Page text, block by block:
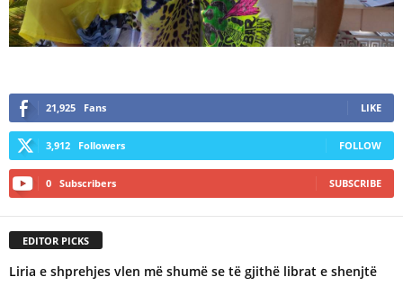
21,925 Fans LIKE
3,912 Followers FOLLOW
0 Subscribers SUBSCRIBE
EDITOR PICKS
Liria e shprehjes vlen më shumë se të gjithë librat e shenjtë